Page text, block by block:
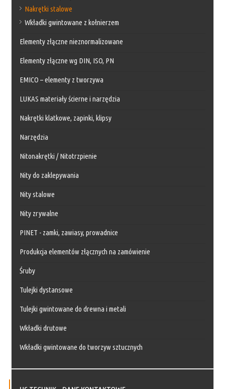
Nakrętki stalowe
Wkładki gwintowane z kołnierzem
Elementy złączne nieznormalizowane
Elementy złączne wg DIN, ISO, PN
EMICO – elementy z tworzywa
LUKAS materiały ścierne i narzędzia
Nakrętki klatkowe, zapinki, klipsy
Narzędzia
Nitonakrętki / Nitotrzpienie
Nity do zaklepywania
Nity stalowe
Nity zrywalne
PINET - zamki, zawiasy, prowadnice
Produkcja elementów złącznych na zamówienie
Śruby
Tulejki dystansowe
Tulejki gwintowane do drewna i metali
Wkładki drutowe
Wkładki gwintowane do tworzyw sztucznych